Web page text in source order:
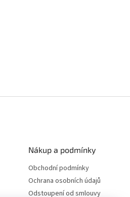
Nákup a podmínky
Obchodní podmínky
Ochrana osobních údajů
Odstoupení od smlouvy